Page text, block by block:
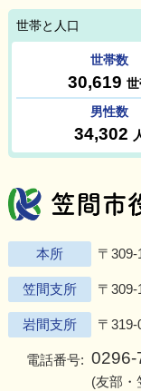
本所 〒
笠間支所 〒
岩間支所 〒
電話番号: 0296-
(友部・